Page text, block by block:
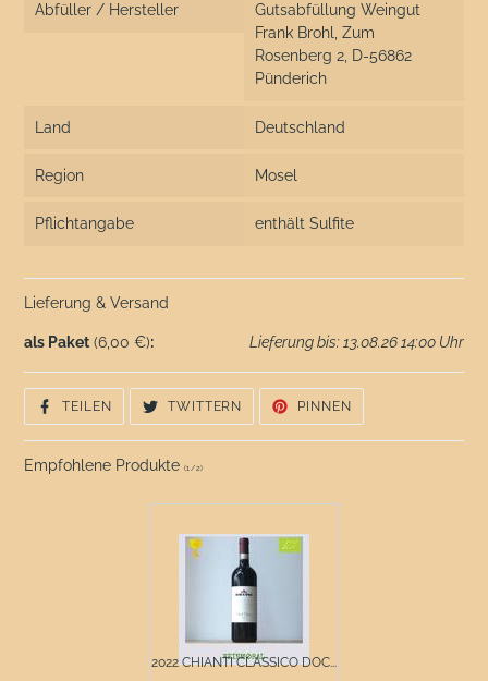
Abfüller / Hersteller
Gutsabfüllung Weingut
Frank Brohl, Zum
Rosenberg 2, D-56862
Pünderich
Land Deutschland
Region Mosel
Pflichtangabe enthält Sulfite
Lieferung & Versand
als Paket (6,00 €): Lieferung bis: 13.08.26 14:00 Uhr
TEILENAUF
FACEBOOK
TEILEN
TWITTERN
TWITTER
TWITTERN
PINNEN
PINNEN
Empfohlene Produkte (1/2)
2022 CHIANTI CLASSICO DOC...